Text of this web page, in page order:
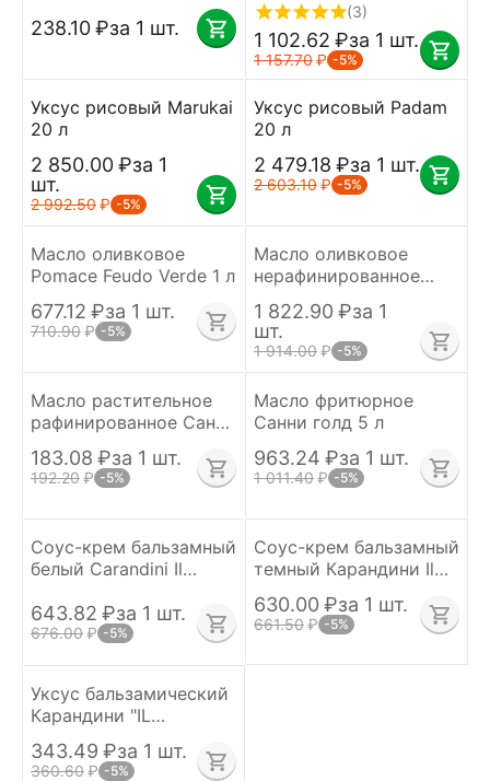
238.10₽за 1 шт.
(3)
1 102.62 ₽за 1 шт.
1 157.70₽ -5%
Уксус рисовый Marukai
20 л
2 850.00₽за 1
шт.
2 992.50₽ -5%
Уксус рисовый Padam
20 л
2 479.18 ₽за 1 шт.
2 603.10₽ -5%
Масло оливковое
Pomace Feudo Verde 1 л
677.12 ₽за 1 шт.
710.90₽ -5%
Масло оливковое
нерафинированное
extra virgin De Cecco 1
л Италия
1 822.90 ₽за 1
шт.
1 914.00₽ -5%
Масло растительное
рафинированное Санни
голд 1 л
183.08 ₽за 1 шт.
192.20₽ -5%
Масло фритюрное
Санни голд 5 л
963.24 ₽за 1 шт.
1 011.40₽ -5%
Соус-крем бальзамный
белый Carandini Il
643.82 ₽за 1 шт.
676.00₽ -5%
Соус-крем бальзамный
темный Карандини Il
Torrione 500 г
630.00 ₽за 1 шт.
661.50₽ -5%
Уксус бальзамический
Карандини "IL
TORRIONE" черный 500
мл
343.49 ₽за 1 шт.
360.60₽ -5%